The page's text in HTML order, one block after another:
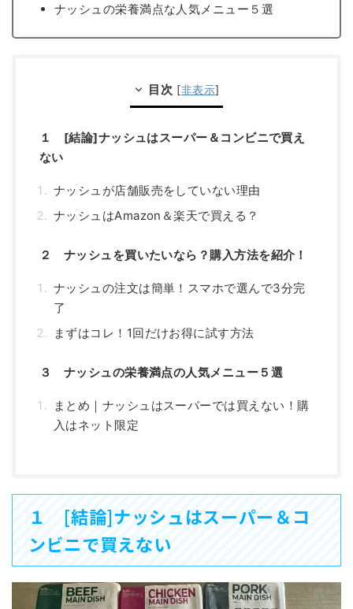
ナッシュの栄養満点な人気メニュー５選
目次 [非表示]
１ [結論]ナッシュはスーパー＆コンビニで買え
ない
ナッシュが店舗販売をしていない理由
ナッシュはAmazon＆楽天で買える？
２ ナッシュを買いたいなら？購入方法を紹介！
ナッシュの注文は簡単！スマホで選んで3分完
了
まずはコレ！1回だけお得に試す方法
３ ナッシュの栄養満点の人気メニュー５選
まとめ｜ナッシュはスーパーでは買えない！購
入はネット限定
１ [結論]ナッシュはスーパー＆コ
ンビニで買えない